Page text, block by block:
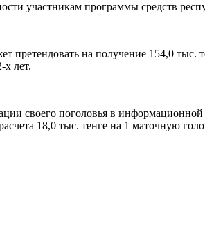
участникам программы средств
на получение 154,0 тыс.
х лет.
своего поголовья в
18,0 тыс. тенге на 1 маточную